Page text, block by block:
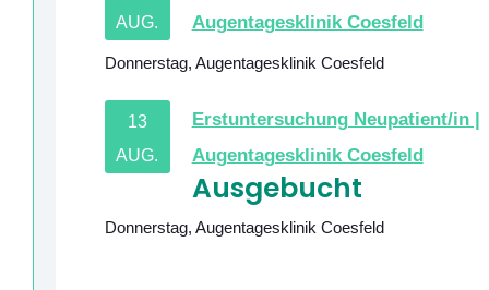
AUG.
Augentagesklinik Coesfeld
Donnerstag, Augentagesklinik Coesfeld
13
AUG.
Erstuntersuchung Neupatient/in |
Augentagesklinik Coesfeld
Ausgebucht
Donnerstag, Augentagesklinik Coesfeld